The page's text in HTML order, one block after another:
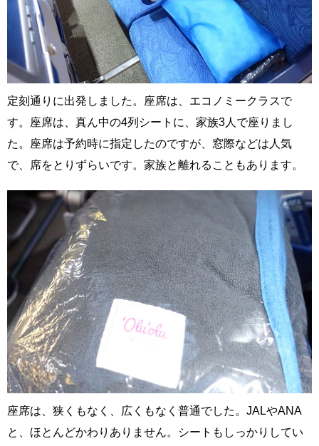
定刻通りに出発しました。座席は、エコノミークラスで
す。座席は、真ん中の4列シートに、家族3人で座りまし
た。座席は予約時に指定したのですが、窓際などは人気
で、席をとりずらいです。家族と離れることもあります。
座席は、狭くもなく、広くもなく普通でした。JALやANA
と、ほとんどかわりありません。シートもしっかりしてい